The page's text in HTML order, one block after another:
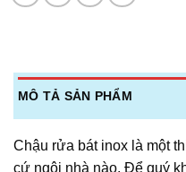
MÔ TẢ SẢN PHẨM
Chậu rửa bát inox là một
cứ ngôi nhà nào. Để quý